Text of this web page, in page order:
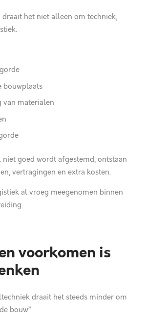
het niet alleen om techniek,
bouwplaats
van materialen
goed wordt afgestemd, ontstaan
vertragingen en extra kosten.
al vroeg meegenomen binnen
voorkomen is
draait het steeds minder om
bouw”.